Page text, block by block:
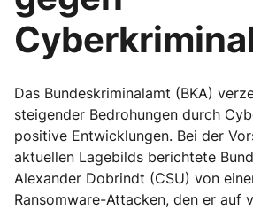
Das Bundeskriminalamt (BKA)
steigender Bedrohungen durch
positive Entwicklungen. Bei der
aktuellen Lagebilds berichtete
Alexander Dobrindt (CSU) von
Ransomware-Attacken, den er auf